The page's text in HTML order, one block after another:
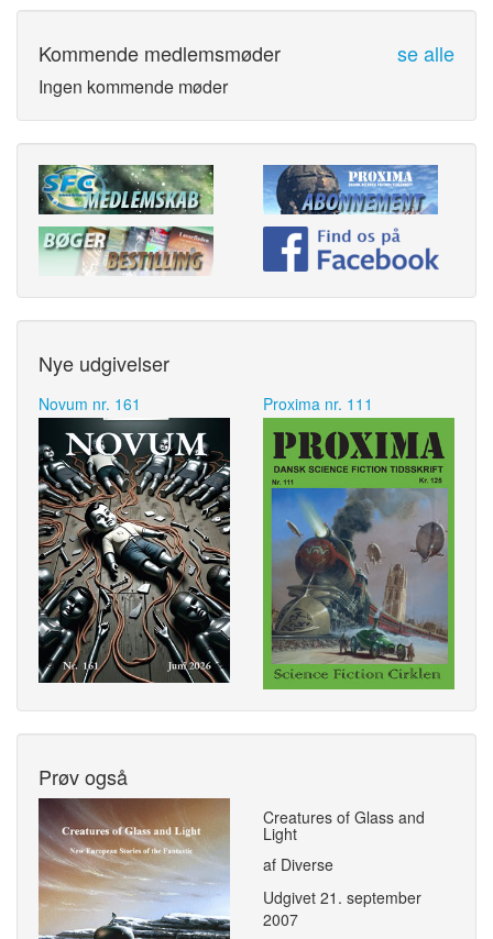
Kommende medlemsmøder se alle
Ingen kommende møder
Nye udgivelser
Novum nr. 161 Proxima nr. 111
Prøv også
Creatures of Glass and
Light
af Diverse
Udgivet 21. september
2007